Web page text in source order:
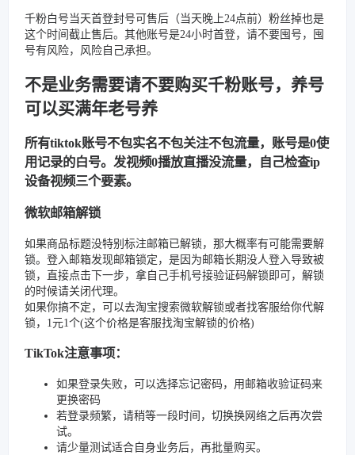
千粉白号当天首登封号可售后（当天晚上24点前）粉丝掉也是
这个时间截止售后。其他账号是24小时首登，请不要囤号，囤
号有风险，风险自己承担。
不是业务需要请不要购买千粉账号，养号
可以买满年老号养
所有tiktok账号不包实名不包关注不包流量，账号是0使
用记录的白号。发视频0播放直播没流量，自己检查ip
设备视频三个要素。
微软邮箱解锁
如果商品标题没特别标注邮箱已解锁，那大概率有可能需要解
锁。登入邮箱发现邮箱锁定，是因为邮箱长期没人登入导致被
锁，直接点击下一步，拿自己手机号接验证码解锁即可，解锁
的时候请关闭代理。
如果你搞不定，可以去淘宝搜索微软解锁或者找客服给你代解
锁，1元1个(这个价格是客服找淘宝解锁的价格)
TikTok注意事项：
如果登录失败，可以选择忘记密码，用邮箱收验证码来
更换密码
若登录频繁，请稍等一段时间，切换换网络之后再次尝
试。
请少量测试适合自身业务后，再批量购买。